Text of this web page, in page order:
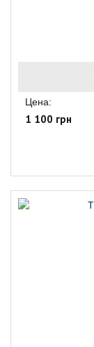
Цена:
1 100 грн